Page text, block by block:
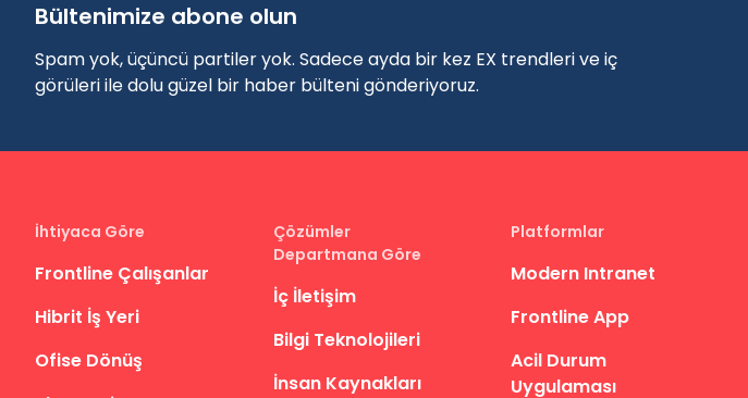
Bültenimize abone olun
Spam yok, üçüncü partiler yok. Sadece ayda bir kez EX trendleri ve iç
görüleri ile dolu güzel bir haber bülteni gönderiyoruz.
İhtiyaca Göre
Frontline Çalışanlar
Hibrit İş Yeri
Ofise Dönüş
Çözümler
Departmana Göre
İç İletişim
Bilgi Teknolojileri
İnsan Kaynakları
Platformlar
Modern Intranet
Frontline App
Acil Durum
Uygulaması